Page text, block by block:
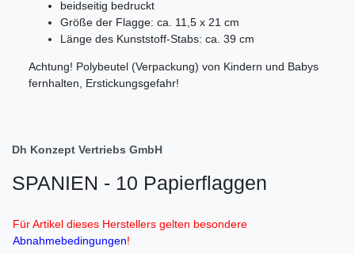
beidseitig bedruckt
Größe der Flagge: ca. 11,5 x 21 cm
Länge des Kunststoff-Stabs: ca. 39 cm
Achtung! Polybeutel (Verpackung) von Kindern und Babys
fernhalten, Erstickungsgefahr!
Dh Konzept Vertriebs GmbH
SPANIEN - 10 Papierflaggen
Für Artikel dieses Herstellers gelten besondere
Abnahmebedingungen!